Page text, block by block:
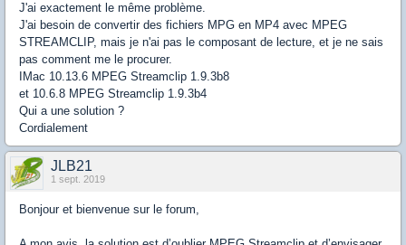
J'ai exactement le même problème.
J'ai besoin de convertir des fichiers MPG en MP4 avec MPEG
STREAMCLIP, mais je n'ai pas le composant de lecture, et je ne sais
pas comment me le procurer.
IMac 10.13.6 MPEG Streamclip 1.9.3b8
et 10.6.8 MPEG Streamclip 1.9.3b4
Qui a une solution ?
Cordialement
JLB21
1 sept. 2019
Bonjour et bienvenue sur le forum,